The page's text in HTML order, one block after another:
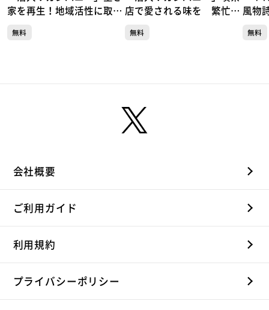
家を再生！地域活性に取り
無料
店で愛される味を 繁忙
現場 服部コーヒーフーズ
無料
風物
無料
会社概要
ご利用ガイド
利用規約
プライバシーポリシー